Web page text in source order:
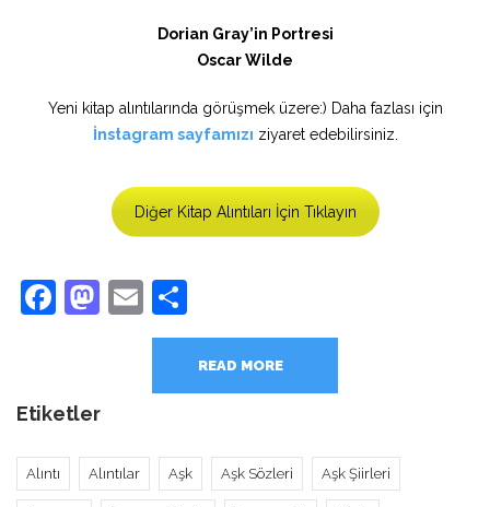
Dorian Gray’in Portresi
Oscar Wilde
Yeni kitap alıntılarında görüşmek üzere:) Daha fazlası için
İnstagram sayfamızı ziyaret edebilirsiniz.
Diğer Kitap Alıntıları İçin Tıklayın
Facebook
Mastodon
Email
READ MORE
Etiketler
Alıntı Alıntılar Aşk Aşk Sözleri Aşk Şiirleri